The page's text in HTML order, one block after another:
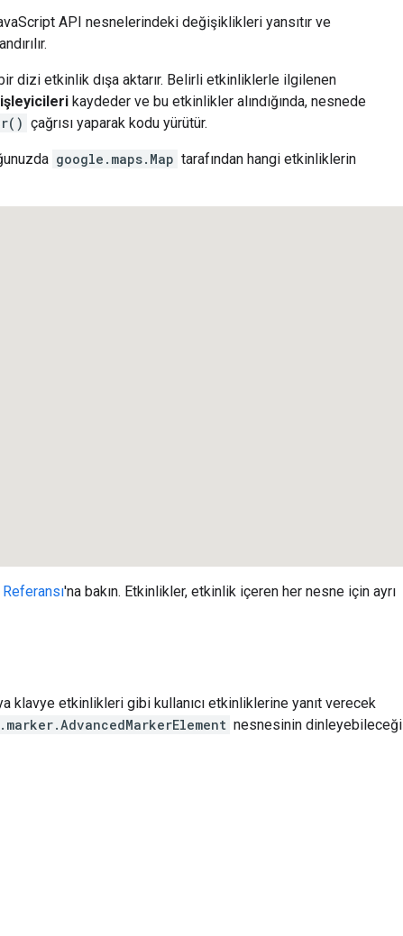
API nesnelerindeki değişiklikleri yansıtır ve
dizi etkinlik dışa aktarır. Belirli etkinliklerle ilgilenen
kaydeder ve bu etkinlikler alındığında, nesnede
çağrısı yaparak kodu yürütür.
google.maps.Map tarafından hangi etkinliklerin
'na bakın. Etkinlikler, etkinlik içeren her nesne için ayrı
klavye etkinlikleri gibi kullanıcı etkinliklerine yanıt verecek
nesnesinin dinleyebileceği